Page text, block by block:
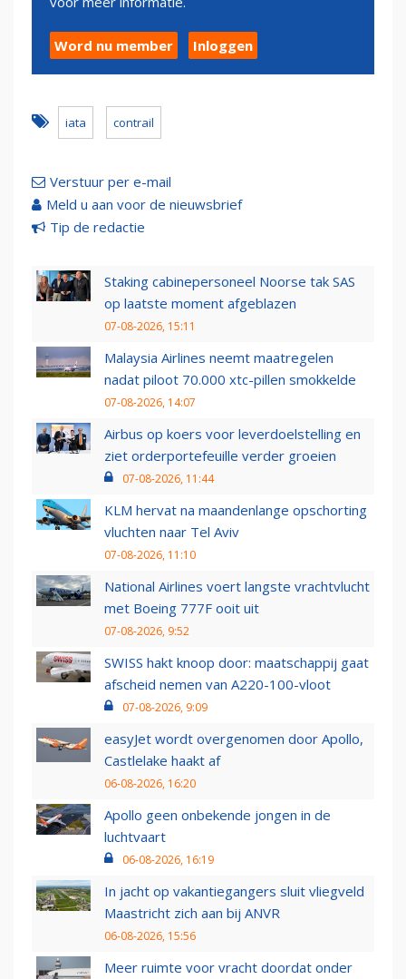
Word nu member Inloggen
iata contrail
Verstuur per e-mail
Meld u aan voor de nieuwsbrief
Tip de redactie
Staking cabinepersoneel Noorse tak SAS
op laatste moment afgeblazen
07-08-2026, 15:11
Malaysia Airlines neemt maatregelen
nadat piloot 70.000 xtc-pillen smokkelde
07-08-2026, 14:07
Airbus op koers voor leverdoelstelling en
ziet orderportefeuille verder groeien
07-08-2026, 11:44
KLM hervat na maandenlange opschorting
vluchten naar Tel Aviv
07-08-2026, 11:10
National Airlines voert langste vrachtvlucht
met Boeing 777F ooit uit
07-08-2026, 9:52
SWISS hakt knoop door: maatschappij gaat
afscheid nemen van A220-100-vloot
07-08-2026, 9:09
easyJet wordt overgenomen door Apollo,
Castlelake haakt af
06-08-2026, 16:20
Apollo geen onbekende jongen in de
luchtvaart
06-08-2026, 16:19
In jacht op vakantiegangers sluit vliegveld
Maastricht zich aan bij ANVR
06-08-2026, 15:56
Meer ruimte voor vracht doordat onder